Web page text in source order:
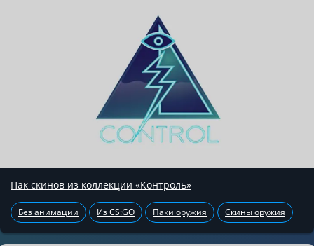
Пак скинов из коллекции «Контроль»
Без анимации Из CS:GO Паки оружия Скины оружия